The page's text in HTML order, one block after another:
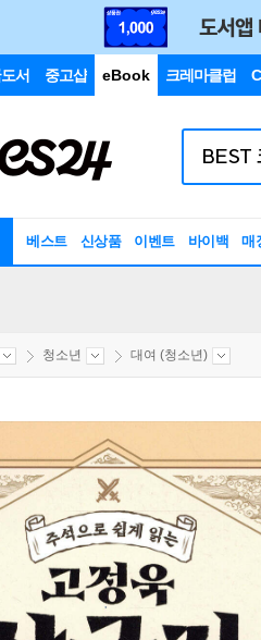
서 중고샵 eBook 크레마클럽
베스트 신상품 이벤트 바이백 매
청소년 대여 (청소년)